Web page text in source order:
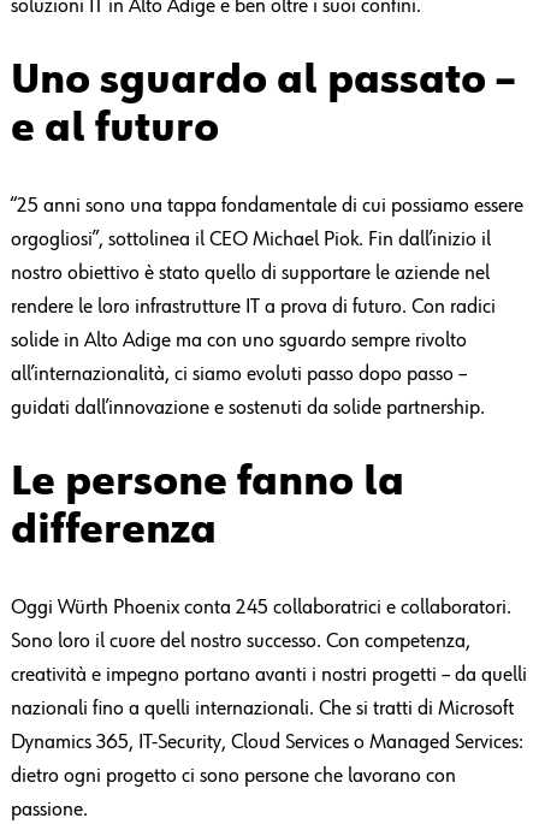
soluzioni IT in Alto Adige e ben oltre i suoi confini.
Uno sguardo al passato –
e al futuro
“25 anni sono una tappa fondamentale di cui possiamo essere
orgogliosi”, sottolinea il CEO Michael Piok. Fin dall’inizio il
nostro obiettivo è stato quello di supportare le aziende nel
rendere le loro infrastrutture IT a prova di futuro. Con radici
solide in Alto Adige ma con uno sguardo sempre rivolto
all’internazionalità, ci siamo evoluti passo dopo passo –
guidati dall’innovazione e sostenuti da solide partnership.
Le persone fanno la
differenza
Oggi Würth Phoenix conta 245 collaboratrici e collaboratori.
Sono loro il cuore del nostro successo. Con competenza,
creatività e impegno portano avanti i nostri progetti – da quelli
nazionali fino a quelli internazionali. Che si tratti di Microsoft
Dynamics 365, IT-Security, Cloud Services o Managed Services:
dietro ogni progetto ci sono persone che lavorano con
passione.